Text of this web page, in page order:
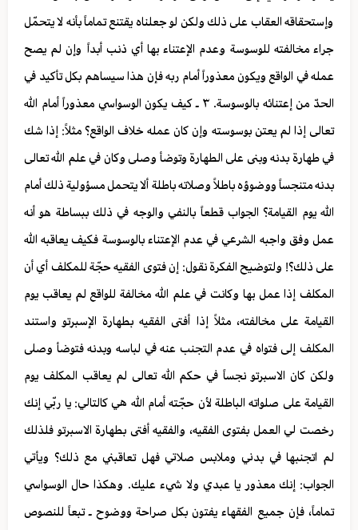
وإستحقاقه العقاب على ذلك ولكن لو جعلناه يقتنع تماماً بأنه لا يتحمّل
جراء مخالفته للوسوسة وعدم الإعتناء بها أي ذنب أبداً وإن لم يصح
عمله في الواقع ويكون معذوراً أمام ربه فإن هذا سيساهم بكل تأكيد في
الحدّ من إعتنائه بالوسوسة. ٣ ـ كيف يكون الوسواسي معذوراً أمام الله
تعالى إذا لم يعتن بوسوسته وإن كان عمله خلاف الواقع؟ مثلاً: إذا شك
في طهارة بدنه وبنى على الطهارة وتوضأ وصلى وكان في علم الله تعالى
بدنه متنجساً ووضوؤه باطلاً وصلاته باطلة ألا يتحمل مسؤولية ذلك أمام
الله يوم القيامة؟ الجواب قطعاً بالنفي والوجه في ذلك ببساطة هو أنه
عمل وفق واجبه الشرعي في عدم الإعتناء بالوسوسة فكيف يعاقبه الله
على ذلك؟! ولتوضيح الفكرة نقول: إن فتوى الفقيه حجّة للمكلف أي أن
المكلف إذا عمل بها وكانت في علم الله مخالفة للواقع لم يعاقب يوم
القيامة على مخالفته، مثلاً إذا أفتى الفقيه بطهارة الإسبرتو واستند
المكلف إلى فتواه في عدم التجنب عنه في لباسه وبدنه فتوضأ وصلى
ولكن كان الاسبرتو نجساً في حكم الله تعالى لم يعاقب المكلف يوم
القيامة على صلواته الباطلة لأن حجّته أمام الله هي كالتالي: يا ربّي إنك
رخصت لي العمل بفتوى الفقيه، والفقيه أفتى بطهارة الاسبرتو فلذلك
لم اتجنبها في بدني وملابس صلاتي فهل تعاقبني مع ذلك؟ ويأتي
الجواب: إنك معذور يا عبدي ولا شيء عليك. وهكذا حال الوسواسي
تماماً، فإن جميع الفقهاء يفتون بكل صراحة ووضوح ـ تبعاً للنصوص